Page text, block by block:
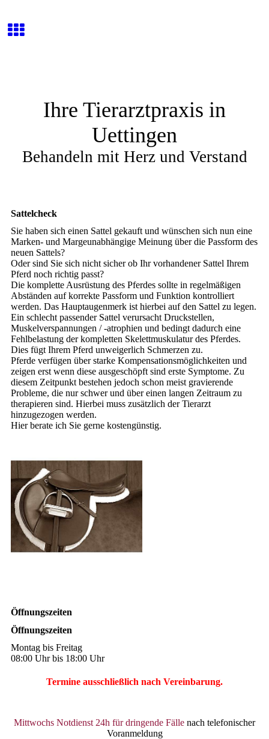
Ihre Tierarztpraxis in
Uettingen
Behandeln mit Herz und Verstand
Sattelcheck
Sie haben sich einen Sattel gekauft und wünschen sich nun eine
Marken- und Margeunabhängige Meinung über die Passform des
neuen Sattels?
Oder sind Sie sich nicht sicher ob Ihr vorhandener Sattel Ihrem
Pferd noch richtig passt?
Die komplette Ausrüstung des Pferdes sollte in regelmäßigen
Abständen auf korrekte Passform und Funktion kontrolliert
werden. Das Hauptaugenmerk ist hierbei auf den Sattel zu legen.
Ein schlecht passender Sattel verursacht Druckstellen,
Muskelverspannungen / -atrophien und bedingt dadurch eine
Fehlbelastung der kompletten Skelettmuskulatur des Pferdes.
Dies fügt Ihrem Pferd unweigerlich Schmerzen zu.
Pferde verfügen über starke Kompensationsmöglichkeiten und
zeigen erst wenn diese ausgeschöpft sind erste Symptome. Zu
diesem Zeitpunkt bestehen jedoch schon meist gravierende
Probleme, die nur schwer und über einen langen Zeitraum zu
therapieren sind. Hierbei muss zusätzlich der Tierarzt
hinzugezogen werden.
Hier berate ich Sie gerne kostengünstig.
Öffnungszeiten
Öffnungszeiten
Montag bis Freitag
08:00 Uhr bis 18:00 Uhr
Termine ausschließlich nach Vereinbarung.
Mittwochs Notdienst 24h für dringende Fälle nach telefonischer
Voranmeldung